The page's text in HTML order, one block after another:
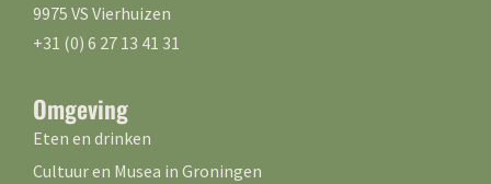
9975 VS Vierhuizen
+31 (0) 6 27 13 41 31
Omgeving
Eten en drinken
Cultuur en Musea in Groningen